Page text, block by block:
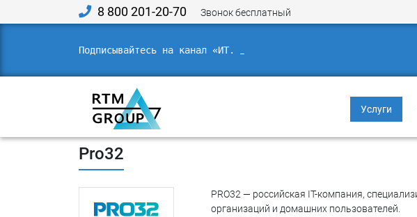
8 800 201-20-70 Звонок бесплатный
Подписывайтесь на канал «ИТ. Право
Услуги
технические
экспертизы
Главная» Продукты и решения
Pro32
PRO32 — российская IT-компания,
организаций и домашних пользователей.